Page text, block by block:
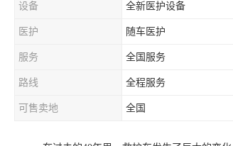
设备 全新医护设备
医护 随车医护
服务 全国服务
路线 全程服务
可售卖地 全国